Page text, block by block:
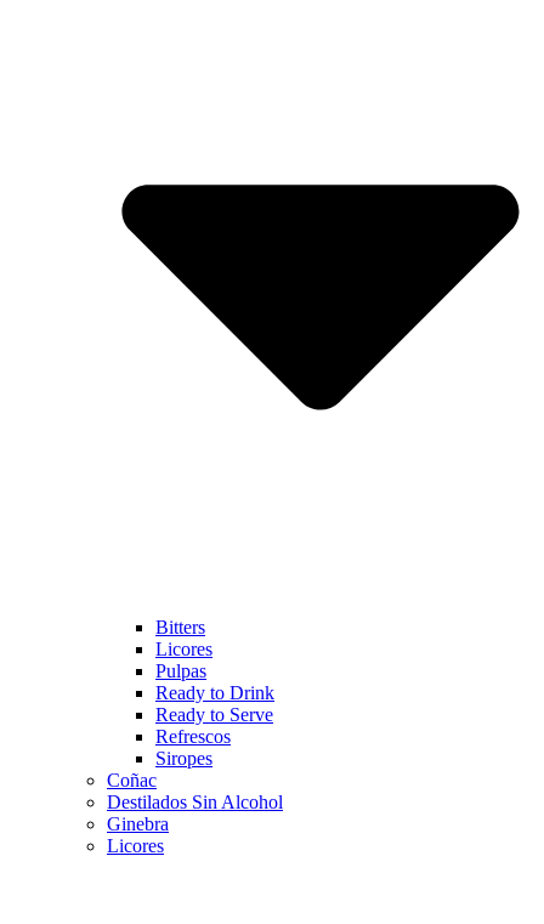
Bitters
Licores
Pulpas
Ready to Drink
Ready to Serve
Refrescos
Siropes
Coñac
Destilados Sin Alcohol
Ginebra
Licores